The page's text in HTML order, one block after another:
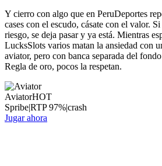
Y cierro con algo que en PeruDeportes
cases con el escudo, cásate con el valor.
riesgo, se deja pasar y ya está. Mientras
LucksSlots varios matan la ansiedad con
aviator, pero con banca separada del
Regla de oro, pocos la respetan.
AviatorHOT
Spribe|RTP97%|crash
Jugar ahora